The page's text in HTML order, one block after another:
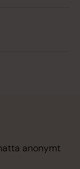
anonymt